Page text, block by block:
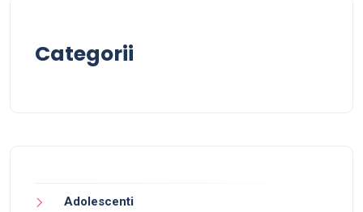
Categorii
Adolescenti